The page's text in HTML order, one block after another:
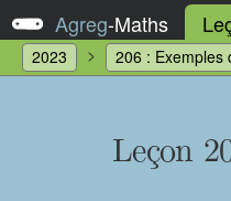
Agreg-Maths
2023 206 : Exemples
Leçon